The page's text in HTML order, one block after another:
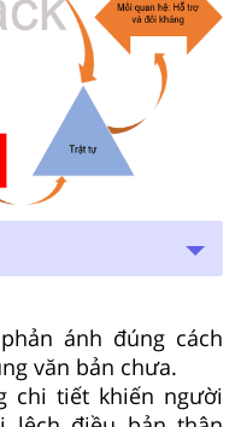
ánh đúng cách
văn bản chưa.
chi tiết khiến người